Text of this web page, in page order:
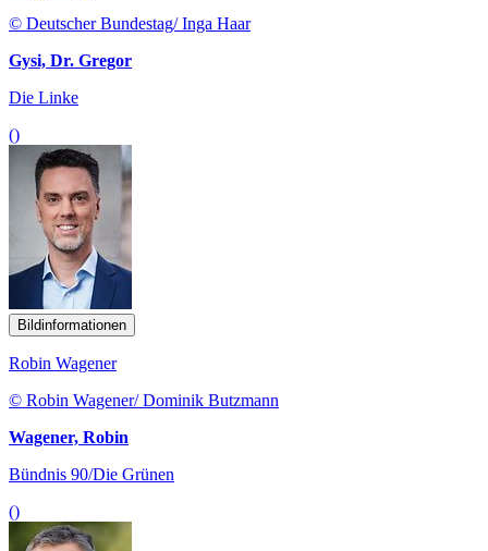
© Deutscher Bundestag/ Inga Haar
Gysi, Dr. Gregor
Die Linke
()
Bildinformationen
Robin Wagener
© Robin Wagener/ Dominik Butzmann
Wagener, Robin
Bündnis 90/Die Grünen
()